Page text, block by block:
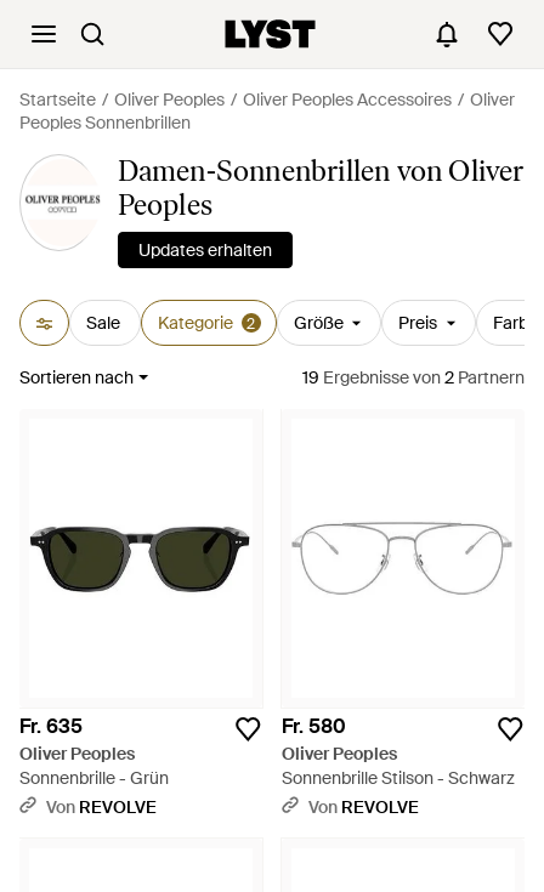
Startseite Oliver Peoples Oliver Peoples Accessoires
Oliver
Peoples Sonnenbrillen
Damen-Sonnenbrillen von Oliver
Peoples
Updates erhalten
Sale Kategorie 2 Größe Preis Farbe
Sortieren nach 19 Ergebnissevon2 Partnern
Fr. 635
Oliver Peoples
Sonnenbrille - Grün
Von REVOLVE
Fr. 580
Oliver Peoples
Sonnenbrille Stilson - Schwarz
Von REVOLVE